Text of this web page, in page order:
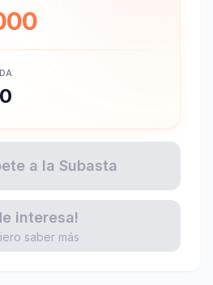
a la Subasta
interesa!
saber más